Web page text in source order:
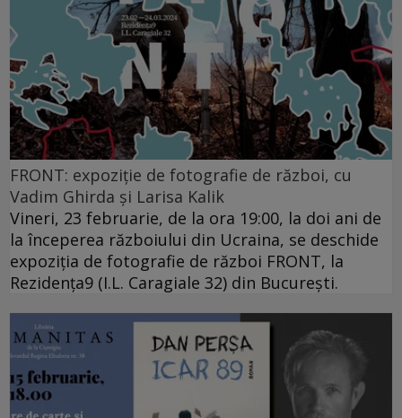
FRONT: expoziție de fotografie de război, cu
Vadim Ghirda și Larisa Kalik
Vineri, 23 februarie, de la ora 19:00, la doi ani de
la începerea războiului din Ucraina, se deschide
expoziția de fotografie de război FRONT, la
Rezidența9 (I.L. Caragiale 32) din București.